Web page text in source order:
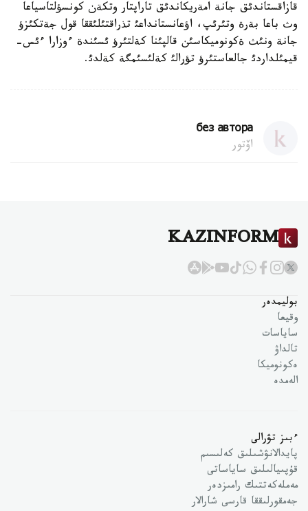
قازاقستاندئق جانة امةريكاندئق تاراپتار وتكةن كونسؤلتاسياعا
وث باعا بةرة وتئرئپ، اؤعانستانداعئ تذراقتئلئققا قول جةتكئزؤ
جانة ونئث ةكونوميكاسئن قالپئنا كةلتئرؤ ئسئندة ءوزارا ءئس-
قيمئلداردئ جالعاستئرؤ تؤرالئ كةلئسئمگة كةلدئ.
без автора
اۆتور
KAZINFORM
بوليمدەر
وقيعا
ساياسات
تالداۋ
ەكونوميكا
الەمدە
ءبىز تۋرالى
پايدالانۋشىلىق كەلىسىم
قۇپىيالىلىق ساياساتى
مەملەكەتتىك رامىزدەر
جەمقورلىققا قارسى شارالار